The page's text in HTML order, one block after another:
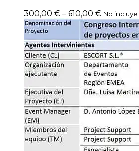
300,00 € – 610,00 € No incluye